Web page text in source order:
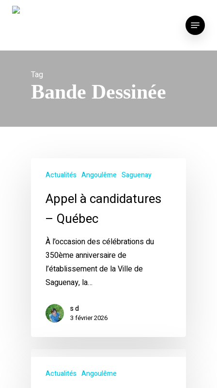
Skip
Menu
Tag
Bande Dessinée
Actualités Angoulême Saguenay
Appel à candidatures
– Québec
À l’occasion des célébrations du
350ème anniversaire de
l’établissement de la Ville de
Saguenay, la…
s d
3 février 2026
Actualités Angoulême